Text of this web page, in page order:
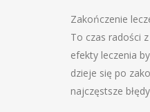
Zakończenie
To czas radości
efekty leczenia
dzieje się po
najczęstsze